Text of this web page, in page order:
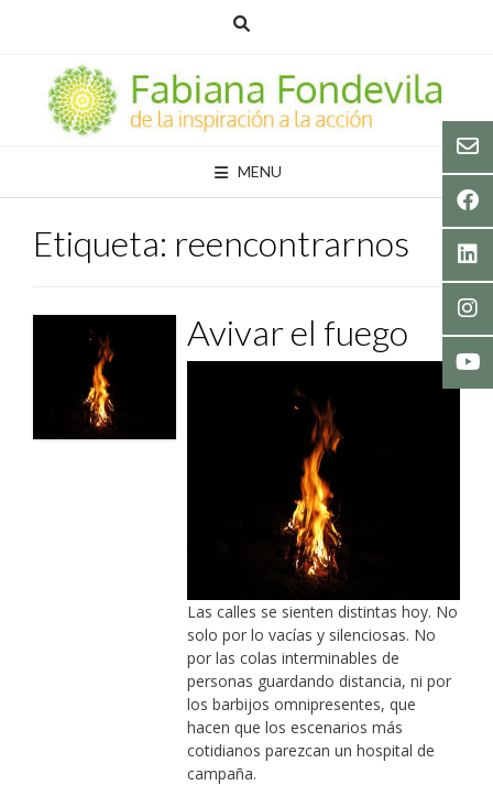
MENU
Etiqueta: reencontrarnos
Avivar el fuego
Las calles se sienten distintas hoy. No
solo por lo vacías y silenciosas. No
por las colas interminables de
personas guardando distancia, ni por
los barbijos omnipresentes, que
hacen que los escenarios más
cotidianos parezcan un hospital de
campaña.